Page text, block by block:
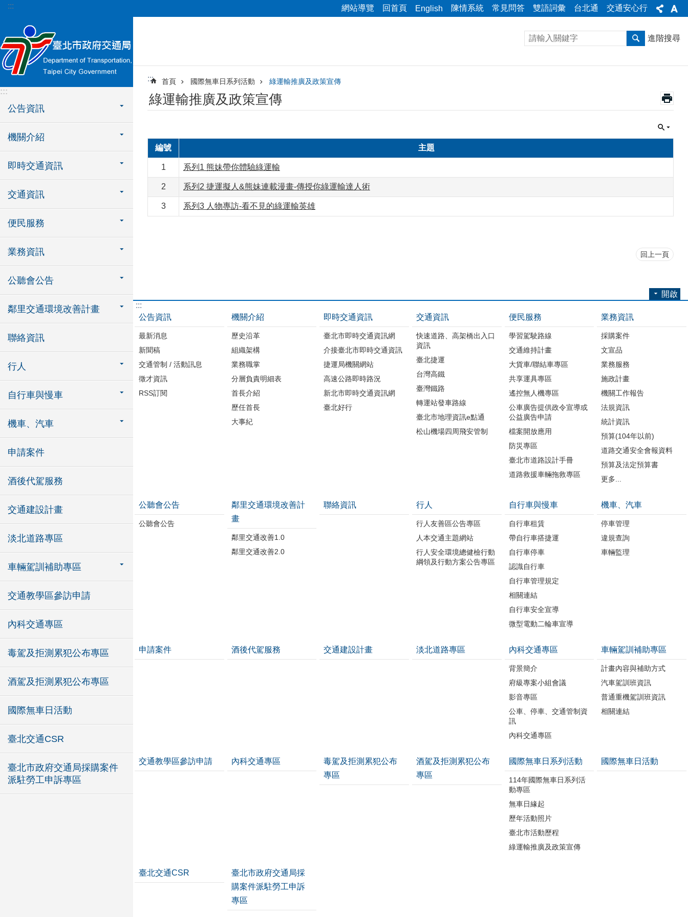
跳到主要內容區塊
::: 網站導覽 回首頁 English 陳情系統 常見問答 雙語詞彙 台北通 交通安心行
:::
公告資訊
機關介紹
即時交通資訊
交通資訊
便民服務
業務資訊
公聽會公告
鄰里交通環境改善計畫
聯絡資訊
行人
自行車與慢車
機車、汽車
申請案件
酒後代駕服務
交通建設計畫
淡北道路專區
車輛駕訓補助專區
交通教學區參訪申請
內科交通專區
毒駕及拒測累犯公布專區
酒駕及拒測累犯公布專區
國際無車日活動
臺北交通CSR
臺北市政府交通局採購案件
派駐勞工申訴專區
進階搜尋
::: 首頁 國際無車日系列活動 綠運輸推廣及政策宣傳
綠運輸推廣及政策宣傳
編號 主題
1 系列1 熊妹帶你體驗綠運輸
2 系列2 捷運擬人&熊妹連載漫畫-傳授你綠運輸達人術
3 系列3 人物專訪-看不見的綠運輸英雄
回上一頁
開啟
:::
公告資訊
最新消息
新聞稿
交通管制 / 活動訊息
徵才資訊
RSS訂閱
機關介紹
歷史沿革
組織架構
業務職掌
分層負責明細表
首長介紹
歷任首長
大事紀
即時交通資訊
臺北市即時交通資訊網
介接臺北市即時交通資訊
捷運局機關網站
高速公路即時路況
新北市即時交通資訊網
臺北好行
交通資訊
快速道路、高架橋出入口
資訊
臺北捷運
台灣高鐵
臺灣鐵路
轉運站發車路線
臺北市地理資訊e點通
松山機場四周飛安管制
便民服務
學習駕駛路線
交通維持計畫
大貨車/聯結車專區
共享運具專區
遙控無人機專區
公車廣告提供政令宣導或
公益廣告申請
檔案開放應用
防災專區
臺北市道路設計手冊
道路救援車輛拖救專區
業務資訊
採購案件
文宣品
業務服務
施政計畫
機關工作報告
法規資訊
統計資訊
預算(104年以前)
道路交通安全會報資料
預算及法定預算書
更多...
公聽會公告
公聽會公告
鄰里交通環境改善計
畫
鄰里交通改善1.0
鄰里交通改善2.0
聯絡資訊 行人
行人友善區公告專區
人本交通主題網站
行人安全環境總健檢行動
綱領及行動方案公告專區
自行車與慢車
自行車租賃
帶自行車搭捷運
自行車停車
認識自行車
自行車管理規定
相關連結
自行車安全宣導
微型電動二輪車宣導
機車、汽車
停車管理
違規查詢
車輛監理
申請案件 酒後代駕服務 交通建設計畫 淡北道路專區 內科交通專區
背景簡介
府級專案小組會議
影音專區
公車、停車、交通管制資
訊
內科交通專區
車輛駕訓補助專區
計畫內容與補助方式
汽車駕訓班資訊
普通重機駕訓班資訊
相關連結
交通教學區參訪申請 內科交通專區
毒駕及拒測累犯公布
專區
酒駕及拒測累犯公布
專區
國際無車日系列活動
114年國際無車日系列活
動專區
無車日緣起
歷年活動照片
臺北市活動歷程
綠運輸推廣及政策宣傳
國際無車日活動
臺北交通CSR
臺北市政府交通局採
購案件派駐勞工申訴
專區